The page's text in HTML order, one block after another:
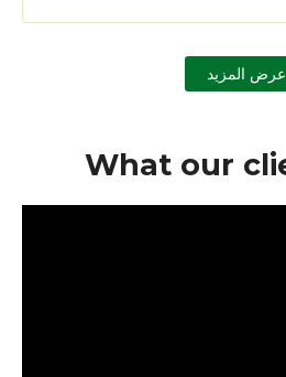
عرض المزيد
What our